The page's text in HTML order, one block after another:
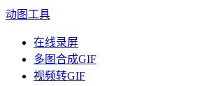
动图工具
在线录屏
多图合成GIF
视频转GIF